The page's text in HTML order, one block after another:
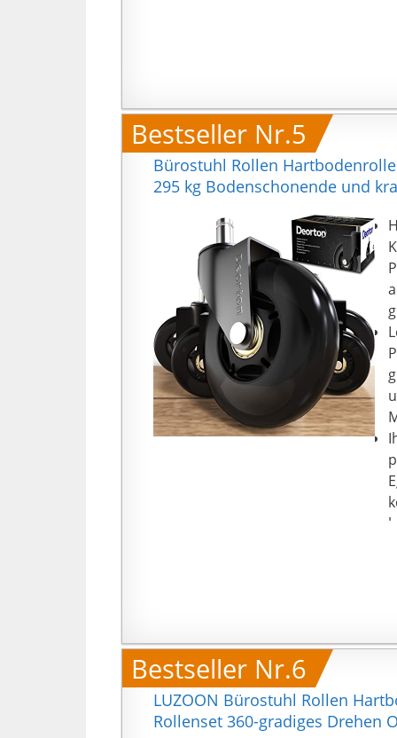
Bestseller Nr.5
Bürostuhl Rollen
295 kg Bodenschonende und
Bestseller Nr.6
LUZOON Bürostuhl Rollen
Rollenset 360-gradiges Drehen